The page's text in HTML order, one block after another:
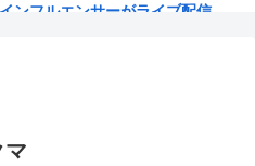
ンフルエンサーがライブ配信...
があったりと下品すぎる
策批判ができず俺への個人攻...
マ